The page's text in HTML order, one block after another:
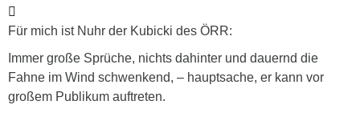
Für mich ist Nuhr der Kubicki des ÖRR:
Immer große Sprüche, nichts dahinter und dauernd die
Fahne im Wind schwenkend, – hauptsache, er kann vor
großem Publikum auftreten.